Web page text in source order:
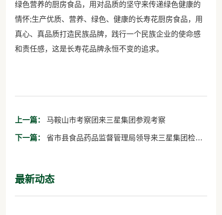
绿色营养的厨房食品，用对品质的坚守来传递绿色健康的
情怀;生产优质、营养、绿色、健康的长寿花厨房食品，用
真心、真品质打造民族品牌，践行一个民族企业的使命感
和责任感，这是长寿花品牌永恒不变的追求。
上一篇： 马鞍山市考察团来三星集团参观考察
下一篇：
最新动态